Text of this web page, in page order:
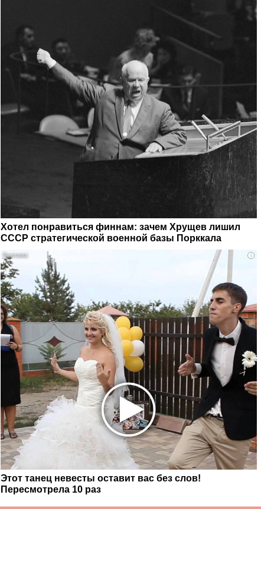
Хотел понравиться финнам: зачем Хрущев лишил
СССР стратегической военной базы Порккала
i
Этот танец невесты оставит вас без слов!
Пересмотрела 10 раз